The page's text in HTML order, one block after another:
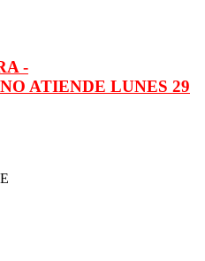
-
ATIENDE LUNES 29